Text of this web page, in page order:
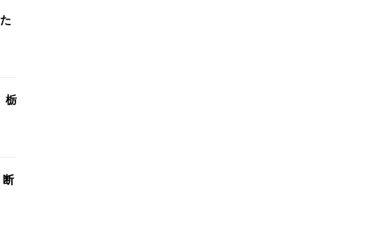
栃
断